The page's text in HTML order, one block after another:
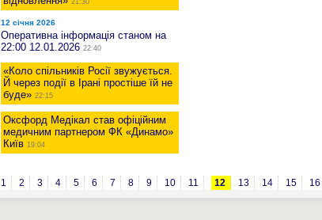
21:30
12 січня 2026
Оперативна інформація станом на
22:00 12.01.2026 22:40
«Коло спільників Росії звужується.
Й через події в Ірані простіше їй не
буде» 22:15
Оксфорд Медікал став офіційним
медичним партнером ФК «Динамо»
Київ 19:04
1 2 3 4 5 6 7 8 9 10 11 12 13 14 15 16